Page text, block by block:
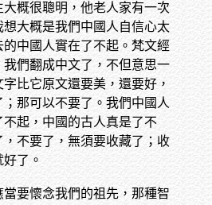
大概很聰明，他老人家有一次
大概是我們中國人自信心太
中國人實在了不起。梵文經
們翻成中文了，不但意思一
比它原文還要美，還要好，
那可以不要了。我們中國人
不起，中國的古人真是了不
不要了，無須要收藏了；收
了。
當要懷念我們的祖先，那種智